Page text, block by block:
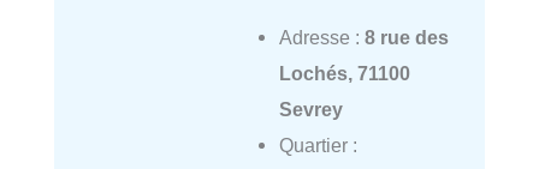
Adresse : 8 rue des
Lochés, 71100
Sevrey
Quartier :